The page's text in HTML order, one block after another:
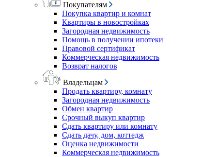
Покупателям
Покупка квартир и комнат
Квартиры в новостройках
Загородная недвижимость
Помощь в получении ипотеки
Правовой сертификат
Коммерческая недвижимость
Возврат налогов
Владельцам
Продать квартиру, комнату
Загородная недвижимость
Обмен квартир
Срочный выкуп квартир
Сдать квартиру или комнату
Сдать дачу, дом, коттедж
Оценка недвижимости
Коммерческая недвижимость